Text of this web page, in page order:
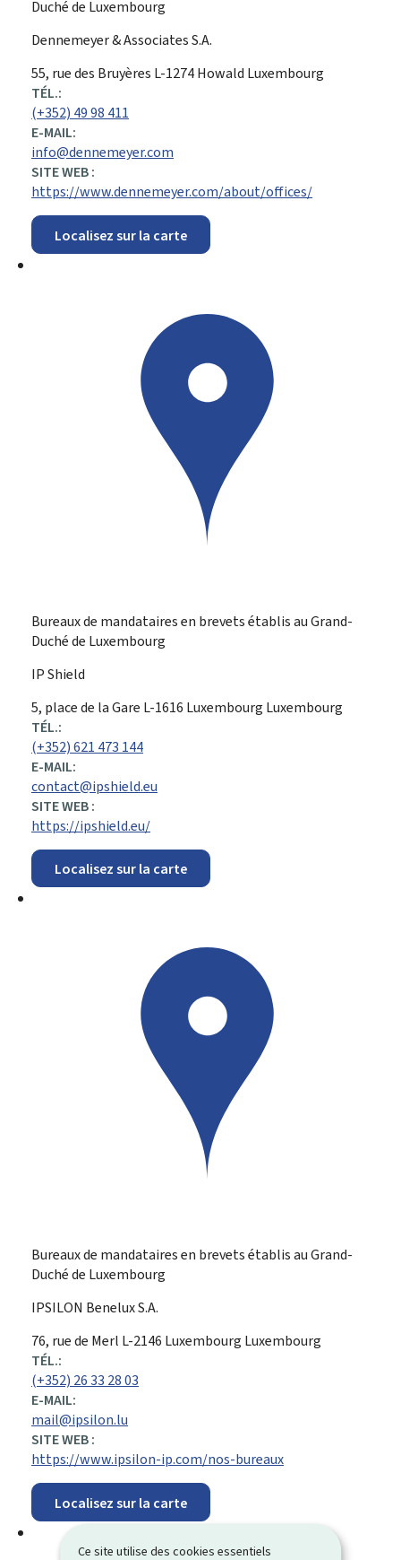
Ce site utilise des cookies essentiels
Duché de Luxembourg
Dennemeyer & Associates S.A.
ADRESSE
:
55, rue des Bruyères L-1274Howald Luxembourg
TÉL.:
(+352) 49 98 411
E-MAIL:
info@dennemeyer.com
SITE WEB :
https://www.dennemeyer.com/about/offices/
Localisez sur la carte
Bureaux de mandataires en brevets établis au Grand-
Duché de Luxembourg
IP Shield
ADRESSE
:
5, place de la Gare L-1616 Luxembourg Luxembourg
TÉL.:
(+352) 621 473 144
E-MAIL:
contact@ipshield.eu
SITE WEB :
https://ipshield.eu/
Localisez sur la carte
Bureaux de mandataires en brevets établis au Grand-
Duché de Luxembourg
IPSILON Benelux S.A.
ADRESSE
:
76, rue de Merl L-2146 Luxembourg Luxembourg
TÉL.:
(+352) 26 33 28 03
E-MAIL:
mail@ipsilon.lu
SITE WEB :
https://www.ipsilon-ip.com/nos-bureaux
Localisez sur la carte